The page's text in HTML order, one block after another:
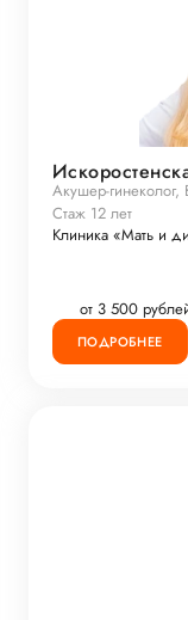
Акушер-
Стаж 12 лет
Клиника «Мать и
от 3 500
ПОДРОБНЕЕ